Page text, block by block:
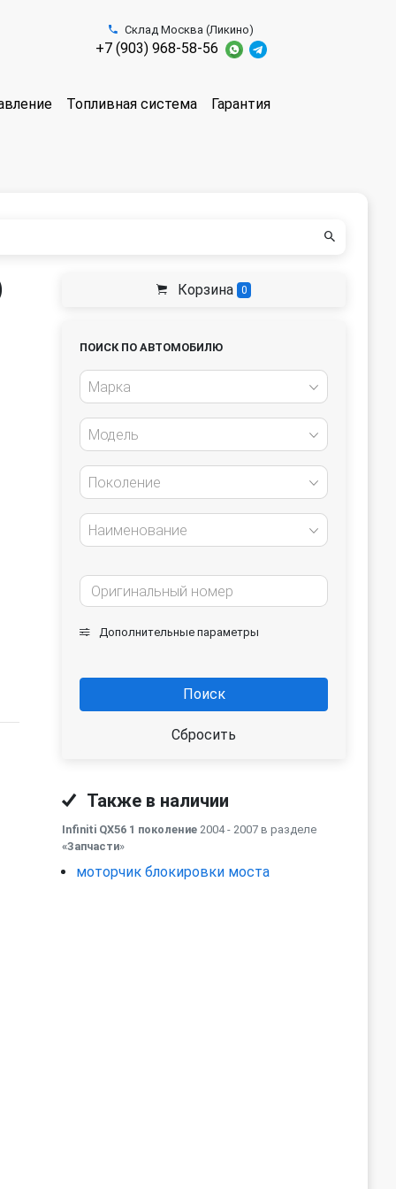
Склад Москва (Ликино)
+7 (903) 968-58-56
Топливная система Гарантия
Корзина 0
ПОИСК ПО АВТОМОБИЛЮ
Марка
Модель
Поколение
Наименование
Дополнительные параметры
Поиск
Сбросить
Также в наличии
Infiniti QX56 1 поколение 2004 - 2007 в разделе
«Запчасти»
моторчик блокировки моста